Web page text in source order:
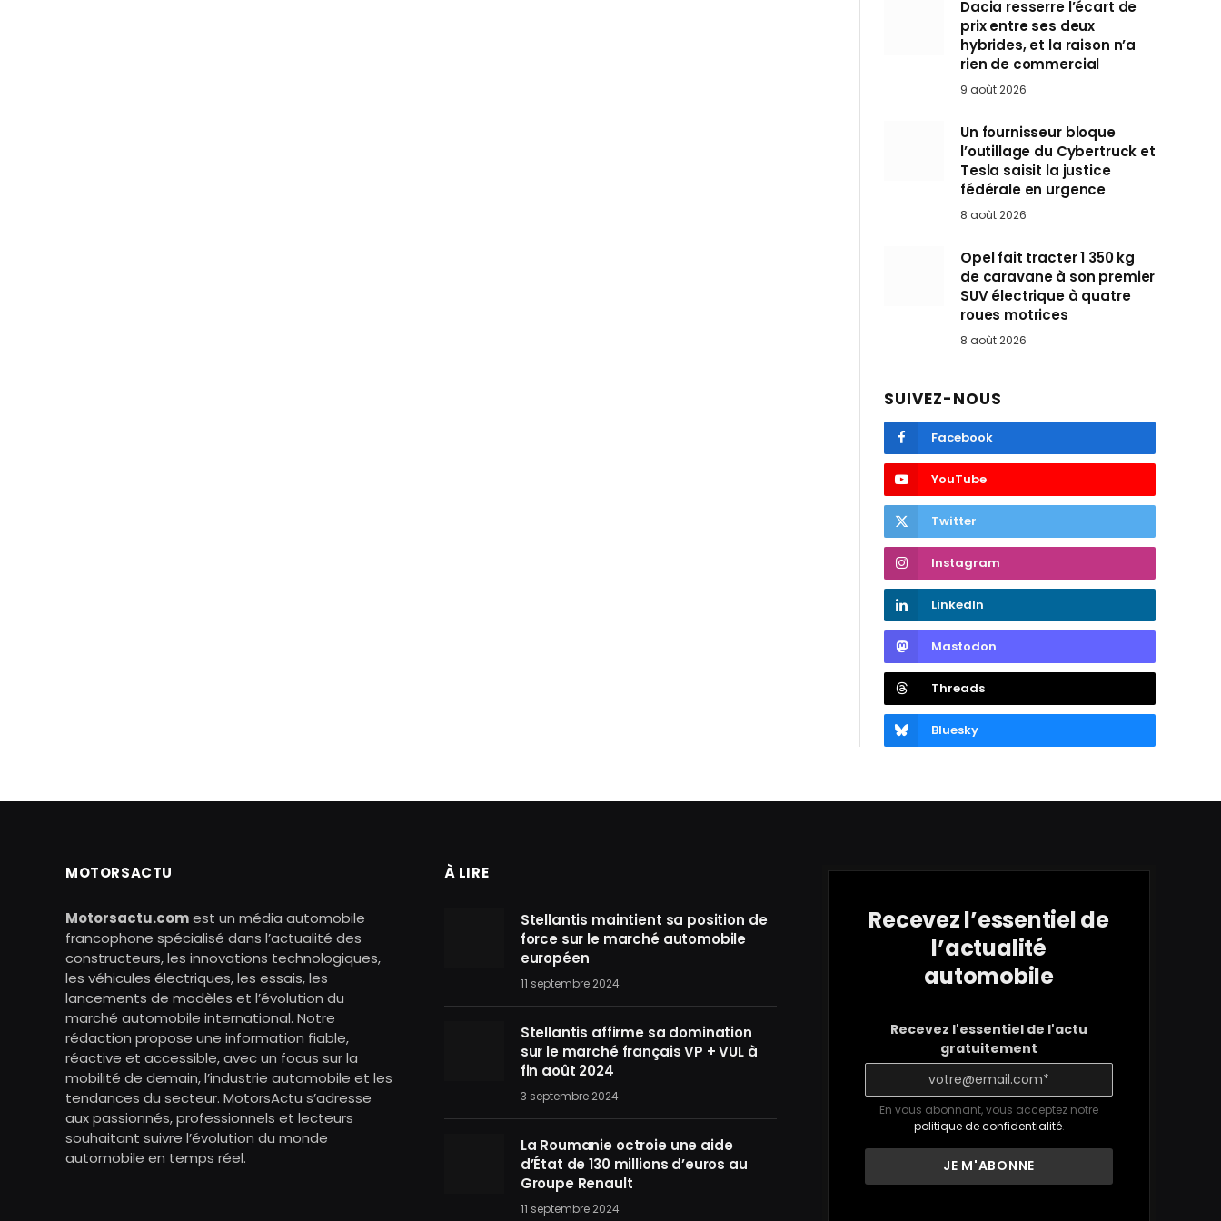
Dacia resserre l’écart de
prix entre ses deux
hybrides, et la raison n’a
rien de commercial
9 août 2026
Un fournisseur bloque
l’outillage du Cybertruck et
Tesla saisit la justice
fédérale en urgence
8 août 2026
Opel fait tracter 1 350 kg
de caravane à son premier
SUV électrique à quatre
roues motrices
8 août 2026
SUIVEZ-NOUS
Facebook
YouTube
Twitter
Instagram
LinkedIn
Mastodon
Threads
Bluesky
MOTORSACTU
Motorsactu.comest un média automobile
francophone spécialisé dans l’actualité des
constructeurs, les innovations technologiques,
les véhicules électriques, les essais, les
lancements de modèles et l’évolution du
marché automobile international. Notre
rédaction propose une information fiable,
réactive et accessible, avec un focus sur la
mobilité de demain, l’industrie automobile et les
tendances du secteur. MotorsActu s’adresse
aux passionnés, professionnels et lecteurs
souhaitant suivre l’évolution du monde
automobile en temps réel.
À LIRE
Stellantis maintient sa position de
force sur le marché automobile
européen
11 septembre 2024
Stellantis affirme sa domination
sur le marché français VP + VUL à
fin août 2024
3 septembre 2024
La Roumanie octroie une aide
d’État de 130 millions d’euros au
Groupe Renault
11 septembre 2024
Recevez l’essentiel de
l’actualité
automobile
Recevez l'essentiel de l'actu
gratuitement
En vous abonnant, vous acceptez notre
politique de confidentialité.